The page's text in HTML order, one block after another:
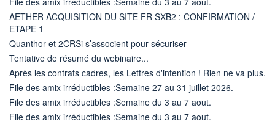
AETHER ACQUISITION DU SITE FR SXB2 : CONFIRMATION /
ETAPE 1
Quanthor et 2CRSi s’associent pour sécuriser
Tentative de résumé du webinaire...
Après les contrats cadres, les Lettres d'intention ! Rien ne va plus.
File des amix irréductibles :Semaine 27 au 31 juillet 2026.
File des amix irréductibles :Semaine du 3 au 7 aout.
File des amix irréductibles :Semaine du 3 au 7 aout.